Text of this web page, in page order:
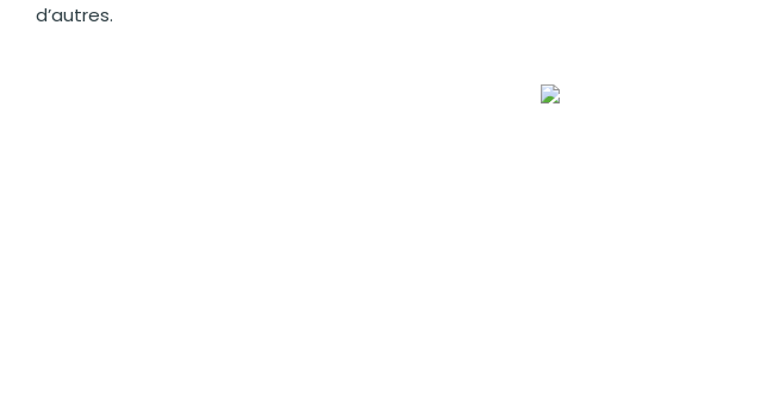
d’autres.